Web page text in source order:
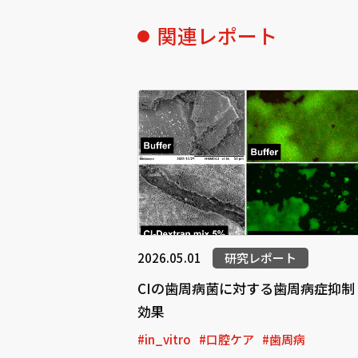
関連レポート
2026.05.01 研究レポート
CIの歯周病菌に対する歯周病症抑制
効果
#in_vitro #口腔ケア #歯周病